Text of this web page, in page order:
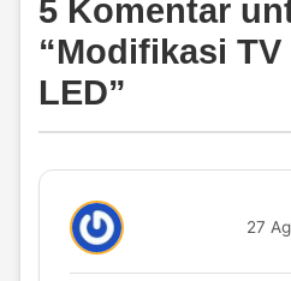
5 Komentar
“Modifikasi TV
LED”
27